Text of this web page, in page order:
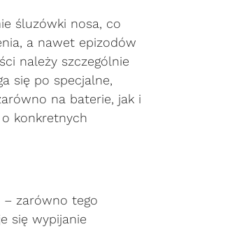
śluzówki nosa, co
a nawet epizodów
należy szczególnie
się po specjalne,
na baterie, jak i
o konkretnych
– zarówno tego
się wypijanie